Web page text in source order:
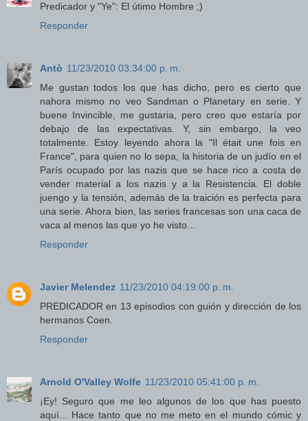
Predicador y "Ye": El útimo Hombre ;)
Responder
Antò 11/23/2010 03:34:00 p. m.
Me gustan todos los que has dicho, pero es cierto que
nahora mismo no veo Sandman o Planetary en serie. Y
buene Invincible, me gustaria, pero creo que estaría por
debajo de las expectativas. Y, sin embargo, la veo
totalmente. Estoy leyendo ahora la "Il était une fois en
France", para quien no lo sepa, la historia de un judío en el
París ocupado por las nazis que se hace rico a costa de
vender material a los nazis y a la Resistencia. El doble
juengo y la tensión, además de la traición es perfecta para
una serie. Ahora bien, las series francesas son una caca de
vaca al menos las que yo he visto...
Responder
Javier Melendez 11/23/2010 04:19:00 p. m.
PREDICADOR en 13 episodios con guión y dirección de los
hermanos Coen.
Responder
Arnold O'Valley Wolfe 11/23/2010 05:41:00 p. m.
¡Ey! Seguro que me leo algunos de los que has puesto
aquí... Hace tanto que no me meto en el mundo cómic y